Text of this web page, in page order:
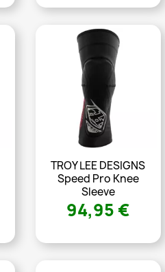
TROY LEE DESIGNS
Speed Pro Knee
Sleeve
94,95 €